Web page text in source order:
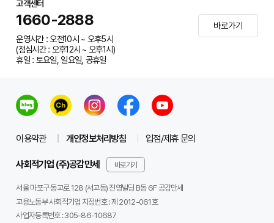
고객센터
1660-2888
운영시간 : 오전10시 ~ 오후5시
(점심시간 : 오후12시 ~ 오후1시)
휴일 : 토요일, 일요일, 공휴일
바로가기
이용약관 개인정보처리방침 입점/제휴 문의
사회적기업 (주)공감만세 바로가기
서울 마포구 동교로 128 (서교동) 진영빌딩 B동 6F 공감만세
고용노동부 사회적기업 지정번호 : 제 2012-061호
사업자등록번호 :305-86-10687